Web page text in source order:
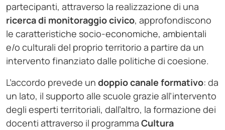
partecipanti, attraverso la realizzazione di una
ricerca di monitoraggio civico, approfondiscono
le caratteristiche socio-economiche, ambientali
e/o culturali del proprio territorio a partire da un
intervento finanziato dalle politiche di coesione.
L’accordo prevede un doppio canale formativo: da
un lato, il supporto alle scuole grazie all’intervento
degli esperti territoriali, dall’altro, la formazione dei
docenti attraverso il programma Cultura